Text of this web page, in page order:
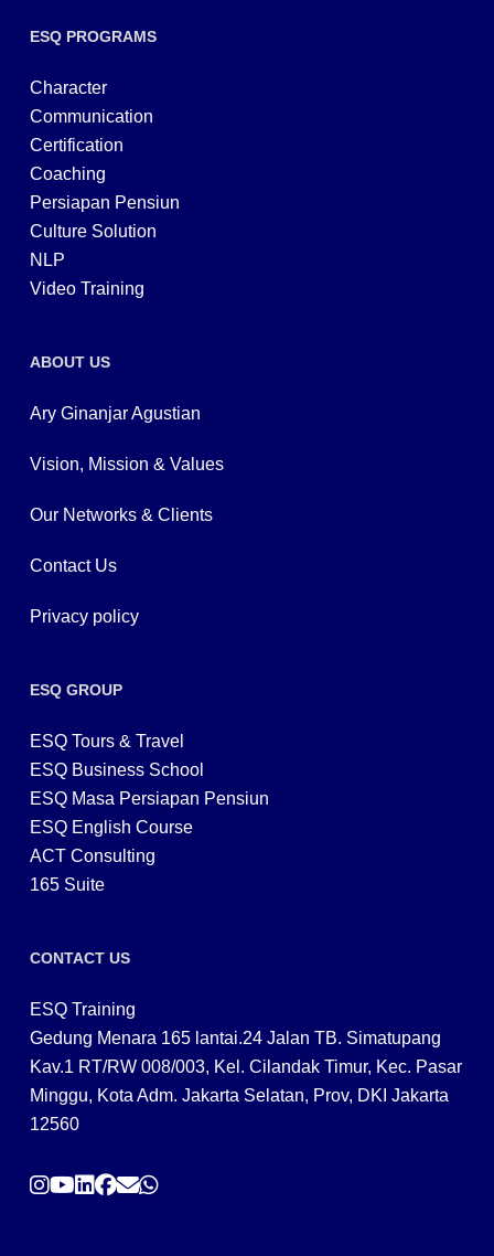
ESQ PROGRAMS
Character
Communication
Certification
Coaching
Persiapan Pensiun
Culture Solution
NLP
Video Training
ABOUT US
Ary Ginanjar Agustian
Vision, Mission & Values
Our Networks & Clients
Contact Us
Privacy policy
ESQ GROUP
ESQ Tours & Travel
ESQ Business School
ESQ Masa Persiapan Pensiun
ESQ English Course
ACT Consulting
165 Suite
CONTACT US
ESQ Training
Gedung Menara 165 lantai.24 Jalan TB. Simatupang
Kav.1 RT/RW 008/003, Kel. Cilandak Timur, Kec. Pasar
Minggu, Kota Adm. Jakarta Selatan, Prov, DKI Jakarta
12560